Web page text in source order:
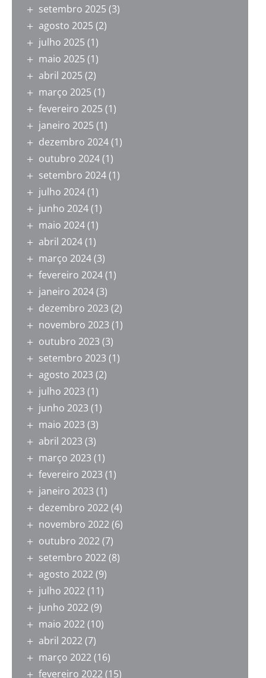
setembro 2025 (3)
agosto 2025 (2)
julho 2025 (1)
maio 2025 (1)
abril 2025 (2)
março 2025 (1)
fevereiro 2025 (1)
janeiro 2025 (1)
dezembro 2024(1)
outubro 2024(1)
setembro 2024(1)
julho 2024(1)
junho 2024(1)
maio 2024(1)
abril 2024(1)
março 2024(3)
fevereiro 2024(1)
janeiro 2024(3)
dezembro 2023 (2)
novembro 2023 (1)
outubro 2023 (3)
setembro 2023 (1)
agosto 2023 (2)
julho 2023 (1)
junho 2023 (1)
maio 2023 (3)
abril 2023 (3)
março 2023 (1)
fevereiro 2023 (1)
janeiro 2023 (1)
dezembro 2022(4)
novembro 2022(6)
outubro 2022(7)
setembro 2022(8)
agosto 2022(9)
julho 2022(11)
junho 2022(9)
maio 2022(10)
abril 2022(7)
março 2022(16)
fevereiro 2022(15)